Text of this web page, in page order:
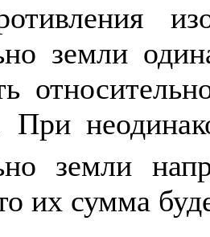
земли
При
земли
их сумма